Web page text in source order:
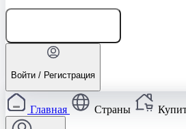
Войти / Регистрация
Главная Страны